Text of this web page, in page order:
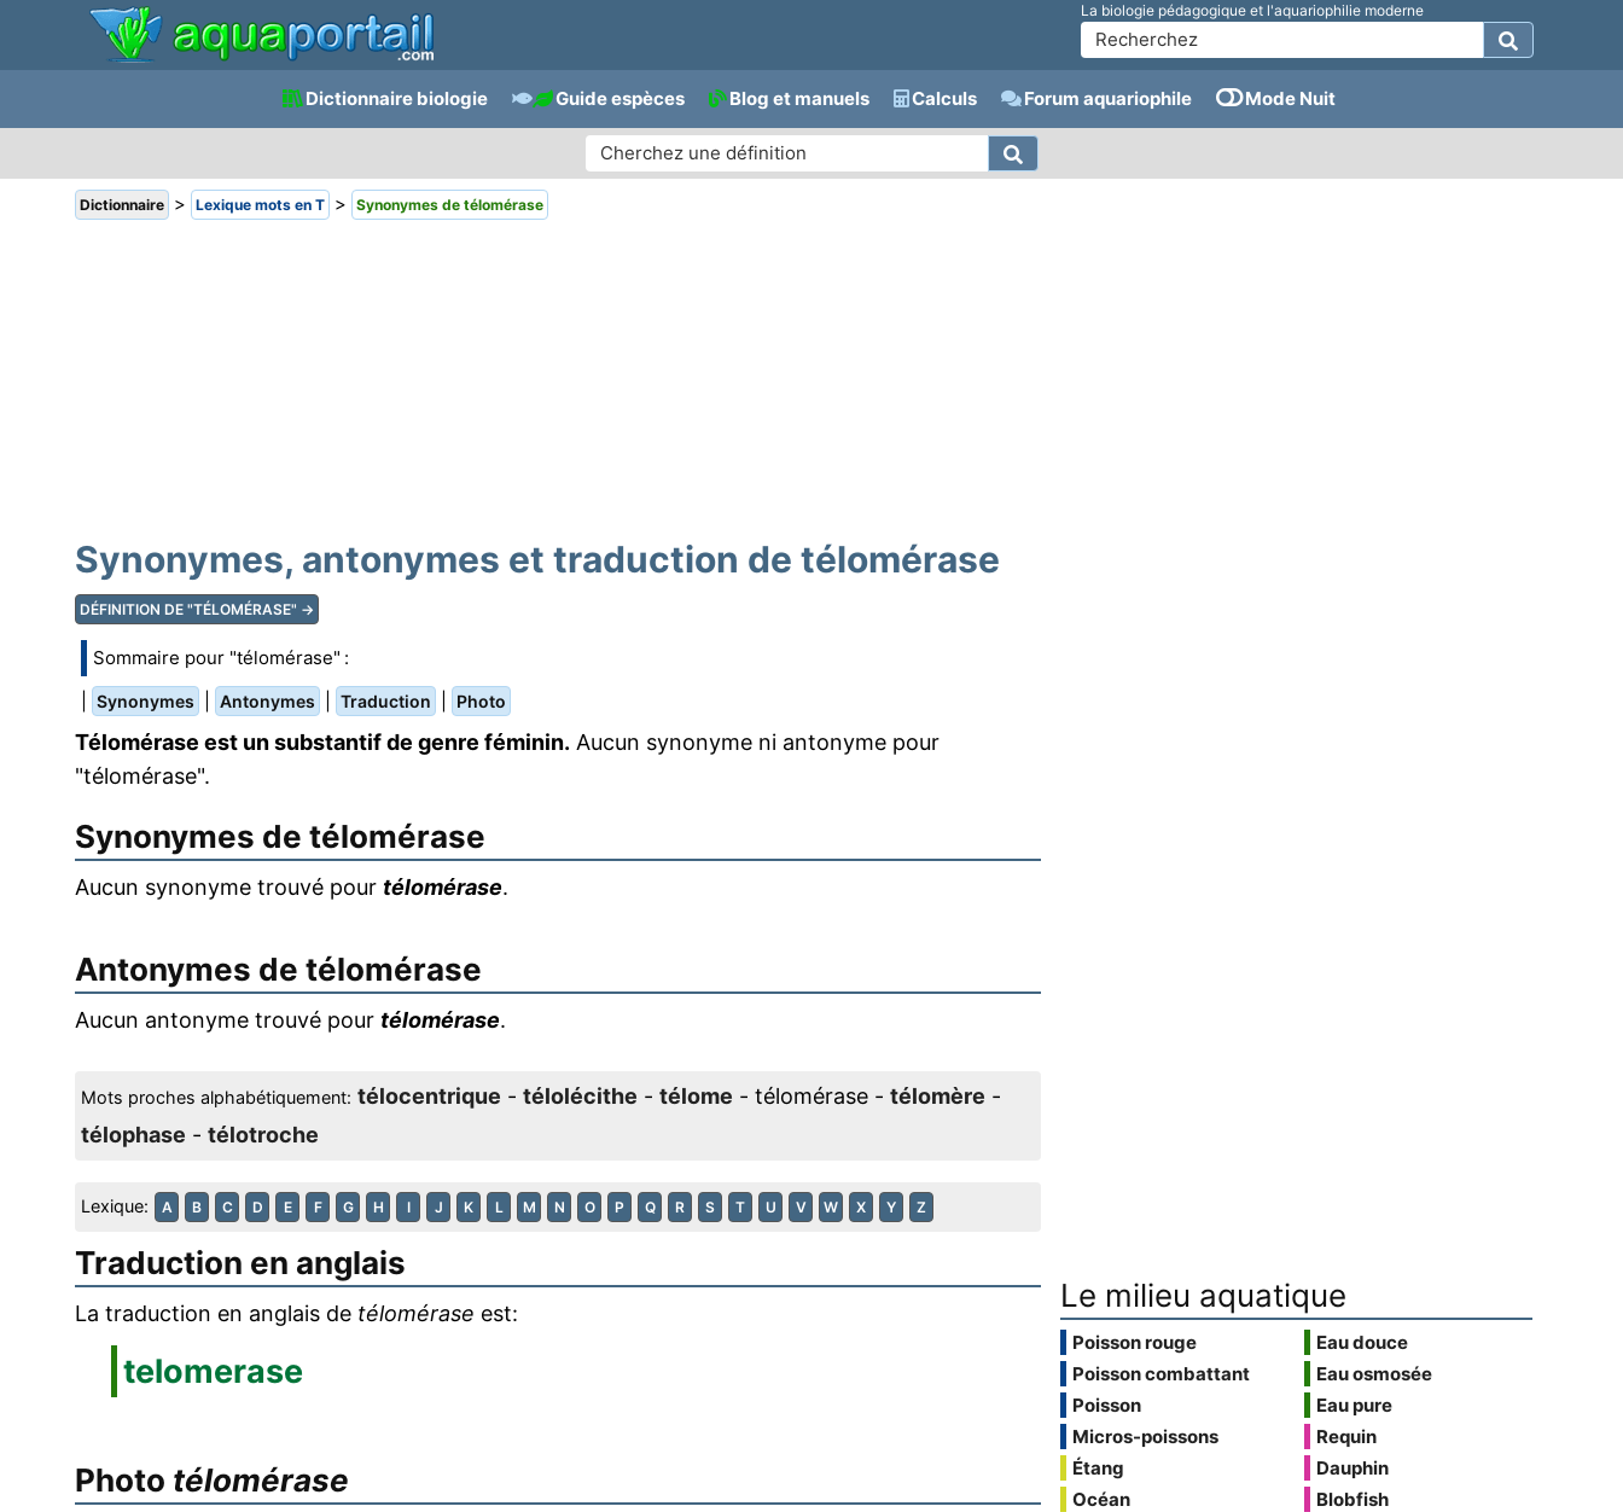
La biologie pédagogique et l'aquariophilie moderne
Dictionnaire biologie Guide espèces Blog et manuels Calculs Forum aquariophile Mode Nuit
Dictionnaire > Lexique mots en T > Synonymes de télomérase
Synonymes, antonymes et traduction de télomérase
DÉFINITION DE "TÉLOMÉRASE" →
Sommaire pour "télomérase" :
Synonymes Antonymes Traduction Photo
Télomérase est un substantif de genre féminin. Aucun synonyme ni antonyme pour
"télomérase".
Synonymes de télomérase
Aucun synonyme trouvé pour télomérase.
Antonymes de télomérase
Aucun antonyme trouvé pour télomérase.
Mots proches alphabétiquement: télocentrique - télolécithe - télome - télomérase - télomère -
télophase - télotroche
Lexique: A B C D E F G H I J K L M N O P Q R S T U V W X Y Z
Traduction en anglais
La traduction en anglais de télomérase est:
telomerase
Photo télomérase
Le milieu aquatique
Poisson rouge
Poisson combattant
Poisson
Micros-poissons
Étang
Océan
Eau douce
Eau osmosée
Eau pure
Requin
Dauphin
Blobfish